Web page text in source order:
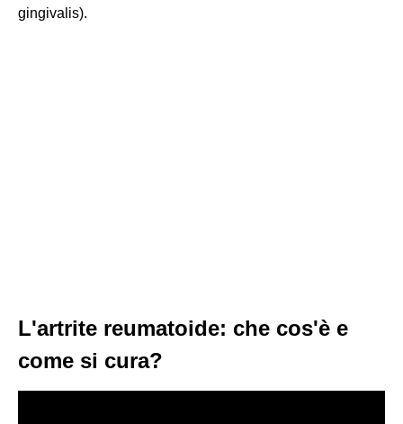
gingivalis).
L'artrite reumatoide: che cos'è e
come si cura?